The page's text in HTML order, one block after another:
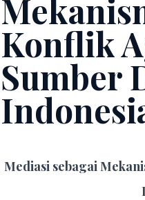
Konflik
Sumber
Mediasi sebagai